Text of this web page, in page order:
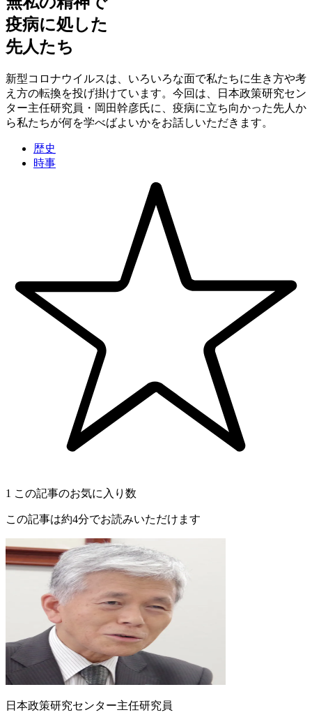
疫病に処した
先人たち
新型コロナウイルスは、いろいろな面で私たちに生き方や考
え方の転換を投げ掛けています。今回は、日本政策研究セン
ター主任研究員・岡田幹彦氏に、疫病に立ち向かった先人か
ら私たちが何を学べばよいかをお話しいただきます。
歴史
時事
1 この記事のお気に入り数
この記事は約4分でお読みいただけます
日本政策研究センター主任研究員